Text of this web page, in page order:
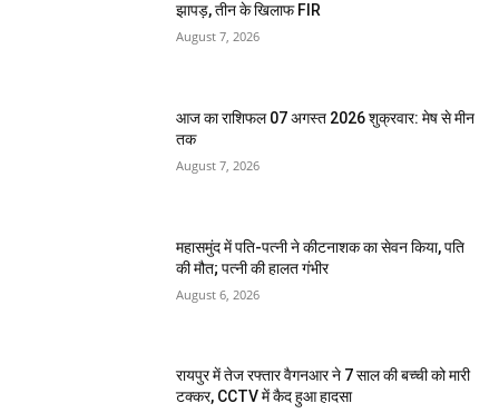
झापड़, तीन के खिलाफ FIR
August 7, 2026
आज का राशिफल 07 अगस्त 2026 शुक्रवार: मेष से मीन
तक
August 7, 2026
महासमुंद में पति-पत्नी ने कीटनाशक का सेवन किया, पति
की मौत; पत्नी की हालत गंभीर
August 6, 2026
रायपुर में तेज रफ्तार वैगनआर ने 7 साल की बच्ची को मारी
टक्कर, CCTV में कैद हुआ हादसा